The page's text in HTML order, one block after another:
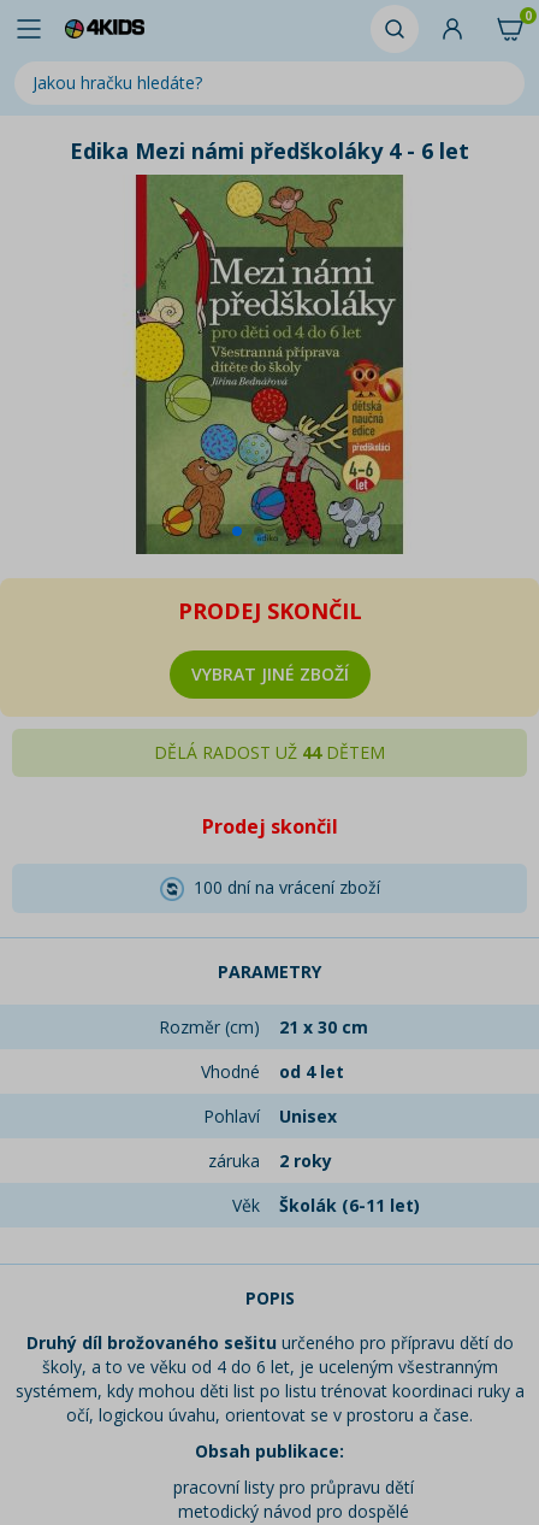
0
Edika Mezi námi předškoláky 4 - 6 let
PRODEJ SKONČIL
VYBRAT JINÉ ZBOŽÍ
DĚLÁ RADOST UŽ 44DĚTEM
Prodej skončil
100 dní na vrácení zboží
PARAMETRY
Rozměr (cm)
21 x 30 cm
Vhodné
od 4 let
Pohlaví
Unisex
záruka
2 roky
Věk
Školák (6-11 let)
POPIS
Druhý díl brožovaného sešituurčeného pro přípravu dětí do
školy, a to ve věku od 4 do 6 let, je uceleným všestranným
systémem, kdy mohou děti list po listu trénovat koordinaci ruky a
očí, logickou úvahu, orientovat se v prostoru a čase.
Obsah publikace:
pracovní listy pro průpravu dětí
metodický návod pro dospělé